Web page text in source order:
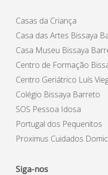
Casas da Criança
Casa das Artes Bissaya
Casa Museu Bissaya
Centro de Formação
Centro Geriátrico Luís
Colégio Bissaya Barreto
SOS Pessoa Idosa
Portugal dos Pequenitos
Proximus Cuidados
Siga-nos